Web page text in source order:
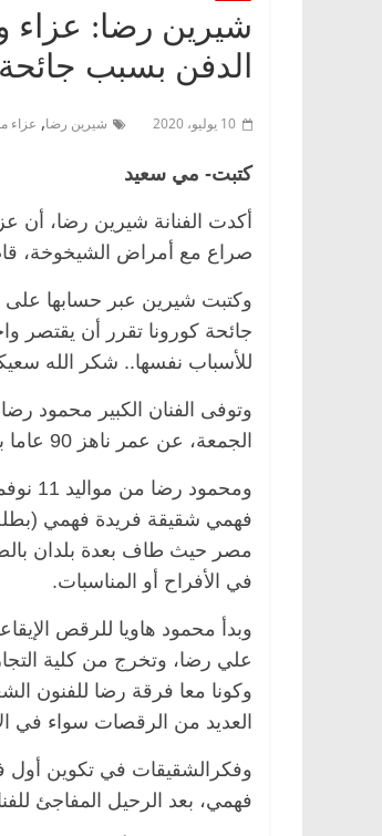
شيرين رضا: عزاء
الدفن بسبب جائحة
10 يوليو، 2020 شيرين رضا, عزاء
كتبت- مي سعيد
صراع مع أمراض الشيخوخة،
وكتبت شيرين عبر حسابها على
جائحة كورونا تقرر أن يقتصر
للأسباب نفسها.. شكر الله
وتوفى الفنان الكبير محمود
الجمعة، عن عمر ناهز 90 عاما بعد صراع مع أمراض الشيخوخة.
فهمي شقيقة فريدة فهمي
مصر حيث طاف بعدة بلدان
في الأفراح أو المناسبات.
وبدأ محمود هاويا للرقص
العديد من الرقصات سواء في
وفكرالشقيقات في تكوين أول
فهمي، بعد الرحيل المفاجئ
الرئيسية
في ذكرى
قانوني
للحرية (بروفايل)
ناس وناس
فاروق.. خبير اقتصادي
ميلاده وحيداً على أبواب